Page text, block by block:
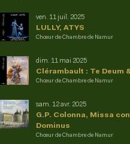
LULLY, ATYS
ven. 11 juil. 2025
Chœur de Chambre de Namur
Clérambault : Te Deum
dim. 11 mai 2025
Chœur de Chambre de Namur
G.P. Colonna, Missa
Dominus
sam. 12 avr. 2025
Chœur de Chambre de Namur